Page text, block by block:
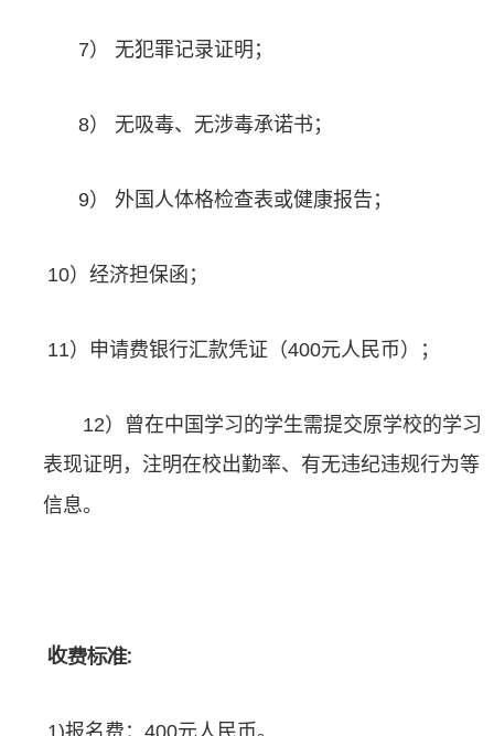
7） 无犯罪记录证明；
8） 无吸毒、无涉毒承诺书；
9） 外国人体格检查表或健康报告；
10）经济担保函；
11）申请费银行汇款凭证（400元人民币）；
12）曾在中国学习的学生需提交原学校的学习
表现证明，注明在校出勤率、有无违纪违规行为等
信息。
收费标准:
1)报名费：400元人民币。